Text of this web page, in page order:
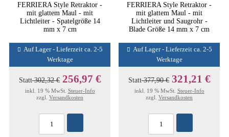
FERRIERA Style Retraktor -
mit glattem Maul - mit
Lichtleiter - Spatelgröße 14
mm x 7 cm
Auf Lager - Lieferzeit ca. 2-5
Werktage
Statt302,32 € 256,97 €
inkl. 19 % MwSt. Steuer-Info
zzgl. Versandkosten
FERRIERA Style Retraktor -
mit glattem Maul - mit
Lichtleiter und Saugrohr -
Blade Größe 14 mm x 7 cm
Auf Lager - Lieferzeit ca. 2-5
Werktage
Statt377,90 € 321,21 €
inkl. 19 % MwSt. Steuer-Info
zzgl. Versandkosten